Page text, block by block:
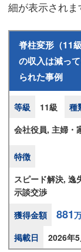
細が表示されま
脊柱変形（11
の収入は減っ
られた事例
等級 11級 種
会社役員, 主婦・
特徴
スピード解決, 逸
示談交渉
獲得金額
881
掲載日
2026年